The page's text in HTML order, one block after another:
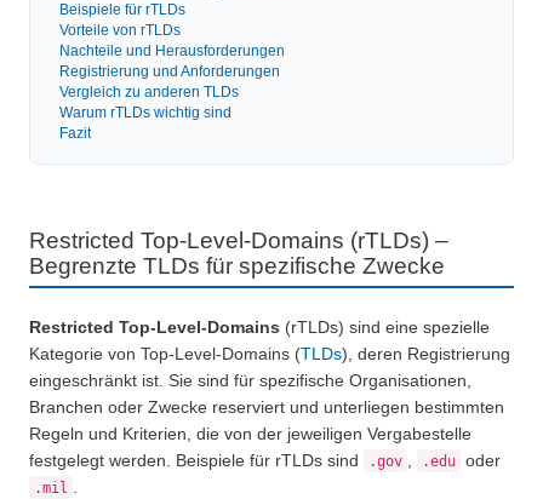
Beispiele für rTLDs
Vorteile von rTLDs
Nachteile und Herausforderungen
Registrierung und Anforderungen
Vergleich zu anderen TLDs
Warum rTLDs wichtig sind
Fazit
Restricted Top-Level-Domains (rTLDs) –
Begrenzte TLDs für spezifische Zwecke
Restricted Top-Level-Domains (rTLDs) sind eine spezielle
Kategorie von Top-Level-Domains (TLDs), deren Registrierung
eingeschränkt ist. Sie sind für spezifische Organisationen,
Branchen oder Zwecke reserviert und unterliegen bestimmten
Regeln und Kriterien, die von der jeweiligen Vergabestelle
festgelegt werden. Beispiele für rTLDs sind
.gov .edu oder
.mil